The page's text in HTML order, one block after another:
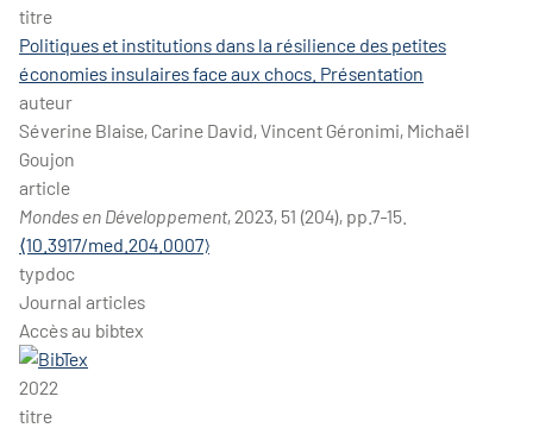
titre
Politiques et institutions dans la résilience des petites
économies insulaires face aux chocs. Présentation
auteur
Séverine Blaise, Carine David, Vincent Géronimi, Michaël
Goujon
article
Mondes en Développement, 2023, 51 (204), pp.7-15.
⟨10.3917/med.204.0007⟩
typdoc
Journal articles
Accès au bibtex
2022
titre